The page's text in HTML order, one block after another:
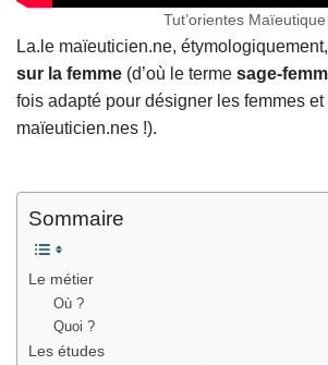
Tut’orientes Maïeutique
La.le maïeuticien.ne, étymologiquement,
sur la femme (d’où le terme sage-
fois adapté pour désigner les femmes
maïeuticien.nes !).
Sommaire
Le métier
Où ?
Quoi ?
Les études